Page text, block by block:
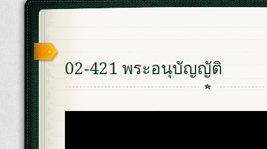
02-421 พระอนุบัญญัติ